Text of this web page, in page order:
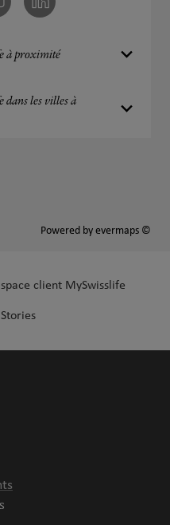
Linkedin
à proximité
dans les villes à
Powered by evermaps ©
client MySwisslife